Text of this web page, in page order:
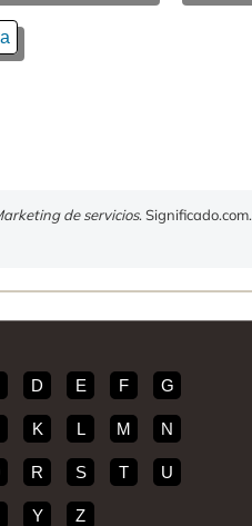
de servicios.
D E F G
K L M N
R S T U
Y Z